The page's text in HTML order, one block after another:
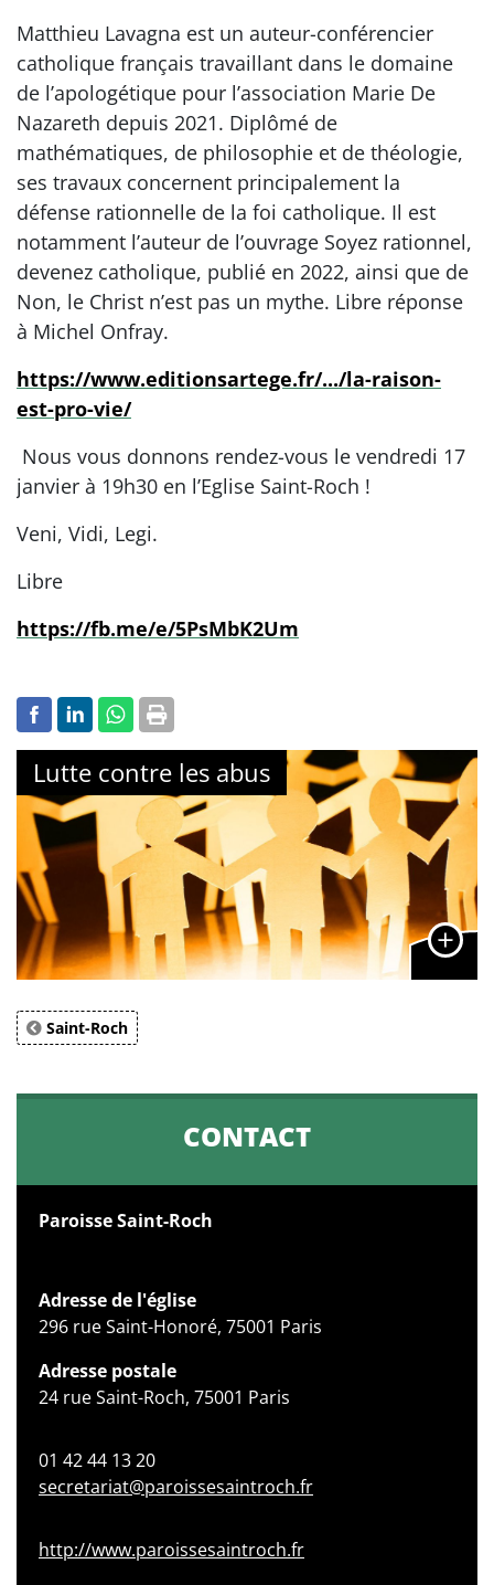
Matthieu Lavagna est un auteur-conférencier
catholique français travaillant dans le domaine
de l’apologétique pour l’association Marie De
Nazareth depuis 2021. Diplômé de
mathématiques, de philosophie et de théologie,
ses travaux concernent principalement la
défense rationnelle de la foi catholique. Il est
notamment l’auteur de l’ouvrage Soyez rationnel,
devenez catholique, publié en 2022, ainsi que de
Non, le Christ n’est pas un mythe. Libre réponse
à Michel Onfray.
https://www.editionsartege.fr/.../la-raison-
est-pro-vie/
️ Nous vous donnons rendez-vous le vendredi 17
janvier à 19h30 en l’Eglise Saint-Roch !
Veni, Vidi, Legi.
Libre
https://fb.me/e/5PsMbK2Um
Lutte contre les abus
Saint-Roch
CONTACT
Paroisse Saint-Roch
Adresse de l'église
296 rue Saint-Honoré, 75001 Paris
Adresse postale
24 rue Saint-Roch, 75001 Paris
01 42 44 13 20
secretariat@paroissesaintroch.fr
http://www.paroissesaintroch.fr